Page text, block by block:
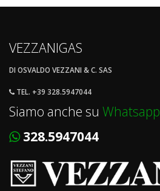
VEZZANIGAS
DI OSVALDO VEZZANI & C. SAS
TEL. +39 328.5947044
Siamo anche su Whatsapp
328.5947044